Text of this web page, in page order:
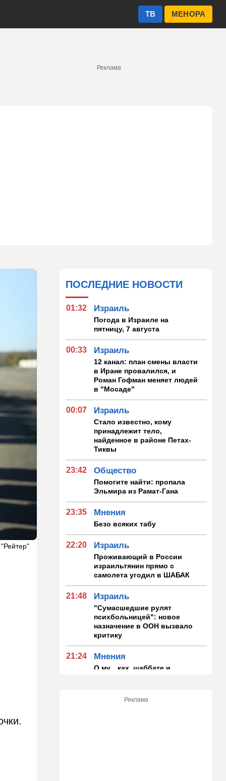
МЕНОРА
ТВ
Реклама
ПОСЛЕДНИЕ НОВОСТИ
01:32 Израиль
Погода в Израиле на
пятницу, 7 августа
00:33 Израиль
12 канал: план смены власти
в Иране провалился, и
Роман Гофман меняет людей
в "Мосаде"
00:07 Израиль
Стало известно, кому
принадлежит тело,
найденное в районе Петах-
Тиквы
23:42 Общество
Помогите найти: пропала
Эльмира из Рамат-Гана
23:35 Мнения
Безо всяких табу
22:20 Израиль
Проживающий в России
израильтянин прямо с
самолета угодил в ШАБАК
21:48 Израиль
"Сумасшедшие рулят
психбольницей": новое
назначение в ООН вызвало
критику
21:24 Мнения
О му…ках, шаббате и
ИзраильРеклама